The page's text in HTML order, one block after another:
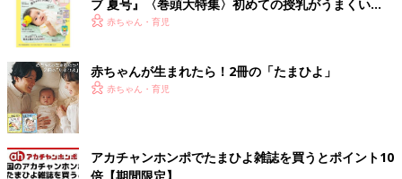
ブ 夏号』〈巻頭大特集〉初めての授乳がうまくい
く！ おっぱい・ミルクの基本と夏のトラブル 解決テ
赤ちゃん・育児
赤ちゃんが生まれたら！2冊の「たまひよ」
赤ちゃん・育児
アカチャンホンポでたまひよ雑誌を買うとポイント10